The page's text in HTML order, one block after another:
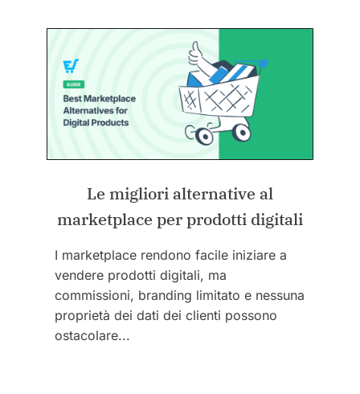
Le migliori alternative al
marketplace per prodotti digitali
I marketplace rendono facile iniziare a
vendere prodotti digitali, ma
commissioni, branding limitato e nessuna
proprietà dei dati dei clienti possono
ostacolare...